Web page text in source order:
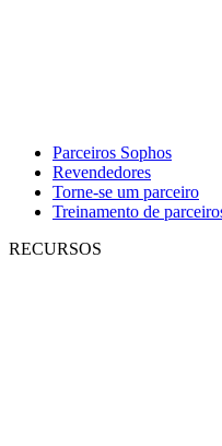
Parceiros Sophos
Revendedores
Torne-se um parceiro
Treinamento de
RECURSOS